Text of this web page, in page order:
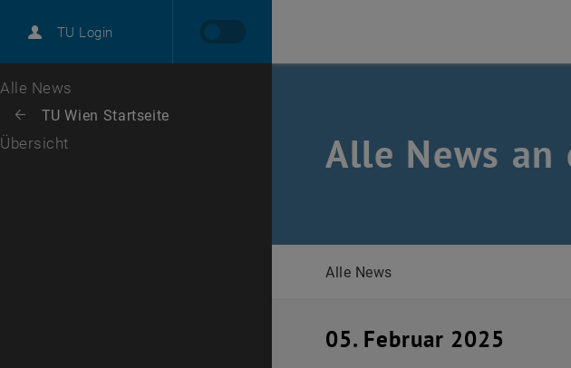
TU Login
Karriere
Zur 1. Menü Ebene
Alle News
Zurück: Subseiten von TU Wien Startseite auflisten
Zurück zur letzten Ebene:
TU Wien Startseite
Übersicht Alle News an
Alle News
05. Februar 2025